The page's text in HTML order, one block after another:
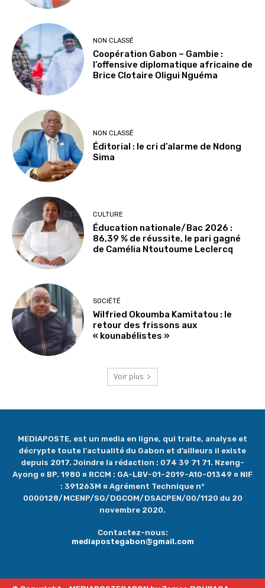
NON CLASSÉ
Coopération Gabon – Gambie :
l’offensive diplomatique africaine de
Brice Clotaire Oligui Nguéma
NON CLASSÉ
Éditorial : le cri d’alarme de Ndong
Sima
CULTURE
Éducation nationale/Bac 2026 :
86,39 % de réussite, le pari gagné
de Camélia Ntoutoume Leclercq
SOCIÉTÉ
Wilfried Okoumba Kamitatou : le
retour des frissons aux
« kounabélistes »
Voir plus
MEDIAPOSTE, est un media en ligne, qui traite, analyse et
décrypte toute l'actualité du Gabon et d’ailleurs il existe
depuis 2017. Joindre la rédaction : 074 39 71 71. Nzeng-
Ayong ¤ BP. 1980 ¤ RCCM : GA-LBV-01-2019-A10-01349 ¤ NIF
: 391263M ¤ Agrément Technique n°
0000128/MCENP/SG/DGCOM/DSACPEN/00/1120 du 20
novembre 2020.
Contactez-nous:
mediapostegabon@gmail.com